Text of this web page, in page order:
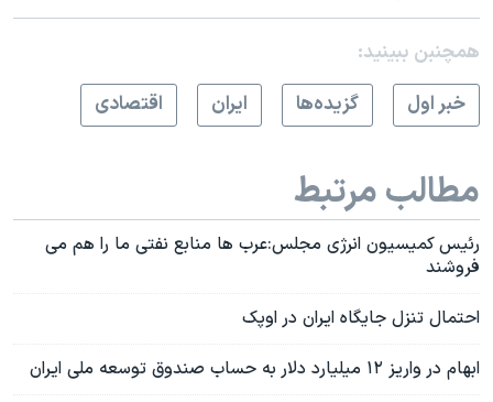
همچنبن ببینید:
خبر اول
گزيده‌ها ايران اقتصادی
مطالب مرتبط
رئیس کمیسیون انرژی مجلس:عرب ها منابع نفتی ما را هم می
فروشند
احتمال تنزل جایگاه ایران در اوپک
ابهام در واریز ۱۲ میلیارد دلار به حساب صندوق توسعه ملی ایران